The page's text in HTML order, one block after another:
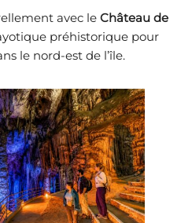
avec le Château de
préhistorique pour
le nord-est de l’île.